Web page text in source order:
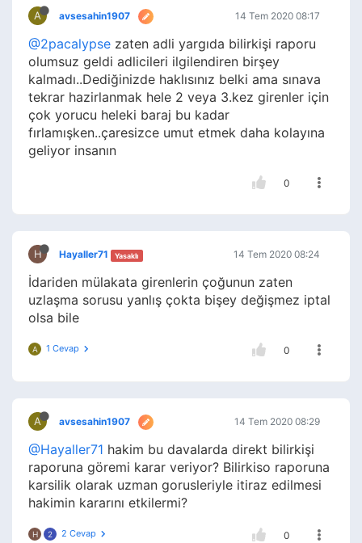
A avsesahin1907 14 Tem 2020 08:17
@2pacalypse zaten adli yargıda bilirkişi raporu
olumsuz geldi adlicileri ilgilendiren birşey
kalmadı..Dediğinizde haklısınız belki ama sınava
tekrar hazirlanmak hele 2 veya 3.kez girenler için
çok yorucu heleki baraj bu kadar
fırlamışken..çaresizce umut etmek daha kolayına
geliyor insanın
0
H Hayaller71 Yasaklı 14 Tem 2020 08:24
İdariden mülakata girenlerin çoğunun zaten
uzlaşma sorusu yanlış çokta bişey değişmez iptal
olsa bile
A 1 Cevap 0
A avsesahin1907 14 Tem 2020 08:29
@Hayaller71 hakim bu davalarda direkt bilirkişi
raporuna göremi karar veriyor? Bilirkiso raporuna
karsilik olarak uzman gorusleriyle itiraz edilmesi
hakimin kararını etkilermi?
H 2 2 Cevap 0